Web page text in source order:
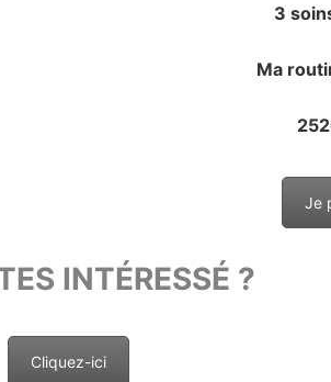
3
Ma
Je
INTÉRESSÉ ?
Cliquez-ici